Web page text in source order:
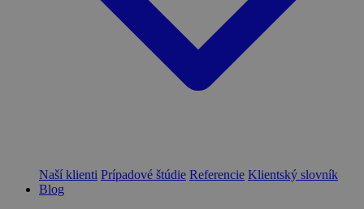
Naší klienti Prípadové štúdie Referencie Klientský slovník
Blog